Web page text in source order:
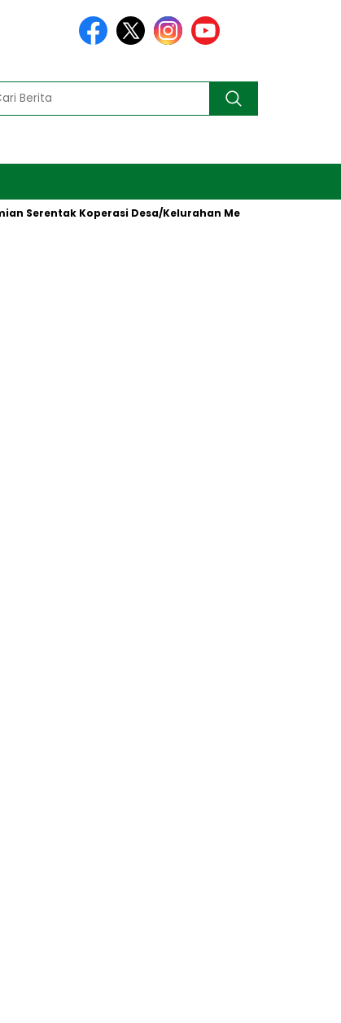
Koperasi Desa/Kelurahan Merah Putih oleh Presiden RI